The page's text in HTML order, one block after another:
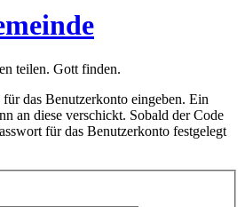
teilen. Gott finden.
das Benutzerkonto eingeben. Ein
an diese verschickt. Sobald der Code
für das Benutzerkonto festgelegt